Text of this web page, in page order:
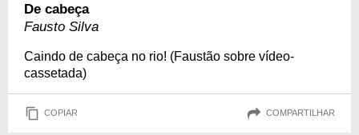
De cabeça
Fausto Silva
Caindo de cabeça no rio! (Faustão sobre vídeo-
cassetada)
COPIAR COMPARTILHAR